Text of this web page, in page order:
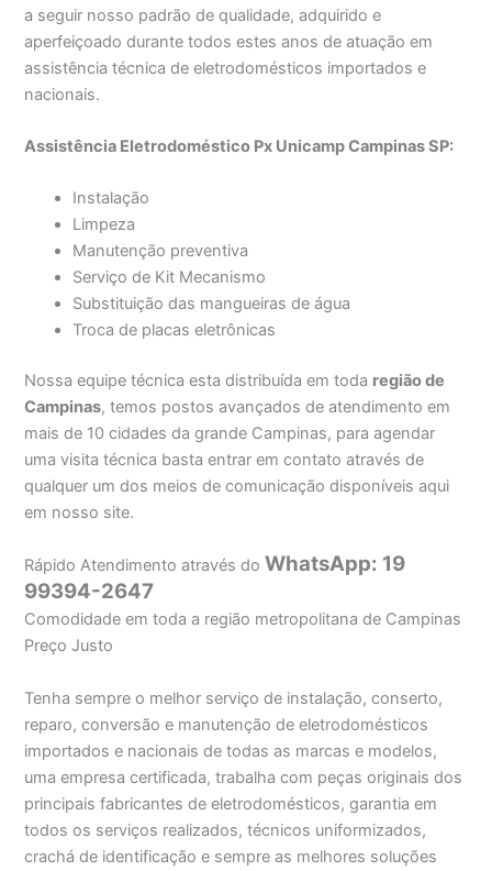
a seguir nosso padrão de qualidade, adquirido e
aperfeiçoado durante todos estes anos de atuação em
assistência técnica de eletrodomésticos importados e
nacionais.
Assistência Eletrodoméstico Px Unicamp Campinas SP:
Instalação
Limpeza
Manutenção preventiva
Serviço de Kit Mecanismo
Substituição das mangueiras de água
Troca de placas eletrônicas
Nossa equipe técnica esta distribuída em toda região de
Campinas, temos postos avançados de atendimento em
mais de 10 cidades da grande Campinas, para agendar
uma visita técnica basta entrar em contato através de
qualquer um dos meios de comunicação disponíveis aqui
em nosso site.
Rápido Atendimento através do WhatsApp: 19
99394-2647
Comodidade em toda a região metropolitana de Campinas
Preço Justo
Tenha sempre o melhor serviço de instalação, conserto,
reparo, conversão e manutenção de eletrodomésticos
importados e nacionais de todas as marcas e modelos,
uma empresa certificada, trabalha com peças originais dos
principais fabricantes de eletrodomésticos, garantia em
todos os serviços realizados, técnicos uniformizados,
crachá de identificação e sempre as melhores soluções